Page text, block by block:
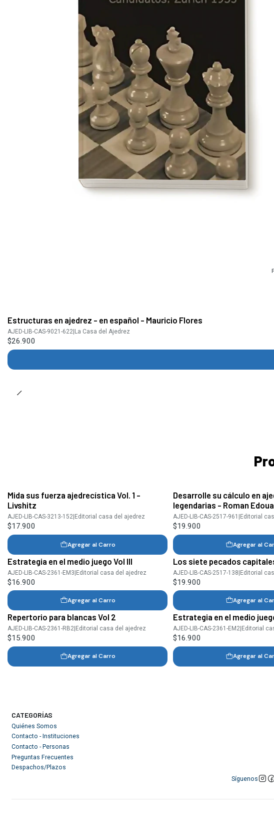
Estructuras en ajedrez - en español - Mauricio Flores
AJED-LIB-CAS-9021-622| La Casa del Ajedrez
$26.900
Mida sus fuerza ajedrecística Vol. 1 -
Livshitz
AJED-LIB-CAS-3213-152| Editorial casa del ajedrez
$17.900
Agregar al Carro
Desarrolle su cálculo en
legendarias - Roman
AJED-LIB-CAS-2517-961 Editorial
$19.900
Agregar al
Estrategia en el medio juego Vol III
AJED-LIB-CAS-2361-EM3|Editorial casa del ajedrez
$16.900
Agregar al Carro
Los siete pecados
AJED-LIB-CAS-2517-138|Editorial
$19.900
Agregar al
Repertorio para blancas Vol 2
AJED-LIB-CAS-2361-RB2| Editorial casa del ajedrez
$15.900
Agregar al Carro
Estrategia en el medio
AJED-LIB-CAS-2361-EM2| Editorial
$16.900
Agregar al
CATEGORÍAS
Quiénes Somos
Contacto - Instituciones
Contacto - Personas
Preguntas Frecuentes
Despachos/Plazos
Síguenos